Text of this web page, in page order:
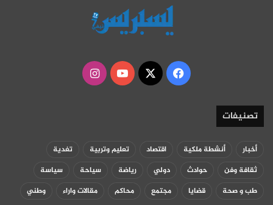
فيسبوك
‫X
‫YouTubeانستقرام
تصنيفات
أخبار أنشطة ملكية اقتصاد تعليم وتربية
تغدية
ثقافة وفن
حوادث دولي رياضة سياحة
سياسة
طب و صحة
قضايا مجتمع محاكم مقالات واراء وطني